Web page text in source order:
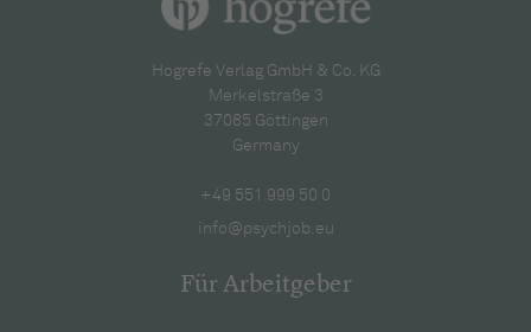
Hogrefe Verlag GmbH & Co. KG
Merkelstraße 3
37085 Göttingen
Germany
+49 551 999 50 0
info@psychjob.eu
Für Arbeitgeber